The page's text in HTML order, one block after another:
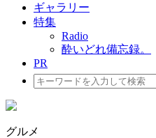
ギャラリー
特集
Radio
酔いどれ備忘録。
PR
検
索:
グルメ